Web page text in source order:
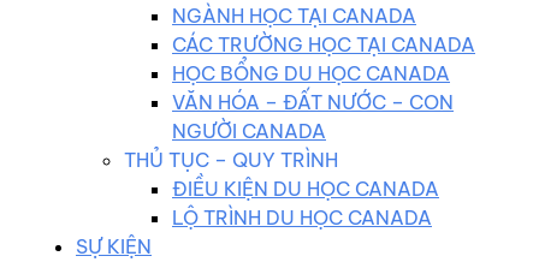
NGÀNH HỌC TẠI CANADA
CÁC TRƯỜNG HỌC TẠI CANADA
HỌC BỔNG DU HỌC CANADA
VĂN HÓA – ĐẤT NƯỚC – CON
NGƯỜI CANADA
THỦ TỤC – QUY TRÌNH
ĐIỀU KIỆN DU HỌC CANADA
LỘ TRÌNH DU HỌC CANADA
SỰ KIỆN